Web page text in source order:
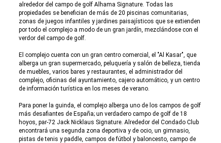
alrededor del campo de golf Alhama Signature. Todas las
propiedades se benefician de más de 20 piscinas comunitarias,
zonas de juegos infantiles y jardines paisajísticos que se extienden
por todo el complejo a modo de un gran jardín, mezclándose con el
verdor del campo de golf.
El complejo cuenta con un gran centro comercial, el "Al Kasar", que
alberga un gran supermercado, peluquería y salón de belleza, tienda
de muebles, varios bares y restaurantes, el administrador del
complejo, oficinas del ayuntamiento, cajero automático, y un centro
de información turística en los meses de verano.
Para poner la guinda, el complejo alberga uno de los campos de golf
más desafiantes de España; un verdadero campo de golf de 18
hoyos, par-72 Jack Nicklaus Signature. Alrededor del Condado Club
encontrará una segunda zona deportiva y de ocio, un gimnasio,
pistas de tenis y paddle, campos de fútbol y baloncesto, campo de